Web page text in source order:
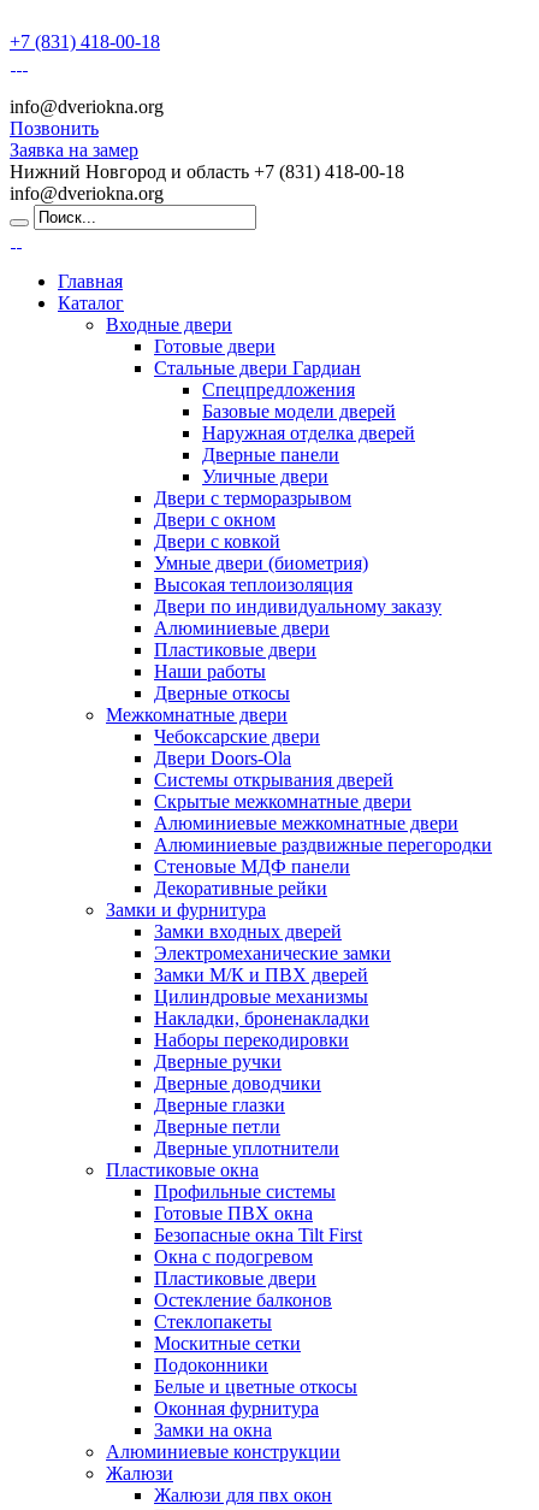
+7 (831) 418-00-18
info@dveriokna.org
Позвонить
Заявка на замер
Нижний Новгород и область +7 (831) 418-00-18
info@dveriokna.org
Главная
Каталог
Входные двери
Готовые двери
Стальные двери Гардиан
Спецпредложения
Базовые модели дверей
Наружная отделка дверей
Дверные панели
Уличные двери
Двери с терморазрывом
Двери с окном
Двери с ковкой
Умные двери (биометрия)
Высокая теплоизоляция
Двери по индивидуальному заказу
Алюминиевые двери
Пластиковые двери
Наши работы
Дверные откосы
Межкомнатные двери
Чебоксарские двери
Двери Doors-Ola
Системы открывания дверей
Скрытые межкомнатные двери
Алюминиевые межкомнатные двери
Алюминиевые раздвижные перегородки
Стеновые МДФ панели
Декоративные рейки
Замки и фурнитура
Замки входных дверей
Электромеханические замки
Замки М/К и ПВХ дверей
Цилиндровые механизмы
Накладки, броненакладки
Наборы перекодировки
Дверные ручки
Дверные доводчики
Дверные глазки
Дверные петли
Дверные уплотнители
Пластиковые окна
Профильные системы
Готовые ПВХ окна
Безопасные окна Tilt First
Окна с подогревом
Пластиковые двери
Остекление балконов
Стеклопакеты
Москитные сетки
Подоконники
Белые и цветные откосы
Оконная фурнитура
Замки на окна
Алюминиевые конструкции
Жалюзи
Жалюзи для пвх окон